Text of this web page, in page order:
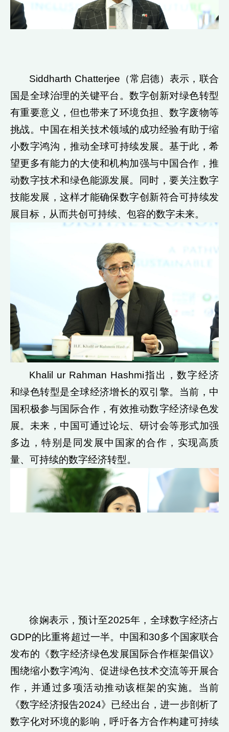
Siddharth Chatterjee（常启德）表示，联合
国是全球治理的关键平台。数字创新对绿色转型
有重要意义，但也带来了环境负担、数字废物等
挑战。中国在相关技术领域的成功经验有助于缩
小数字鸿沟，推动全球可持续发展。基于此，希
望更多有能力的大使和机构加强与中国合作，推
动数字技术和绿色能源发展。同时，要关注数字
技能发展，这样才能确保数字创新符合可持续发
展目标，从而共创可持续、包容的数字未来。
Khalil ur Rahman Hashmi指出，数字经济
和绿色转型是全球经济增长的双引擎。当前，中
国积极参与国际合作，有效推动数字经济绿色发
展。未来，中国可通过论坛、研讨会等形式加强
多边，特别是同发展中国家的合作，实现高质
量、可持续的数字经济转型。
徐娴表示，预计至2025年，全球数字经济占
GDP的比重将超过一半。中国和30多个国家联合
发布的《数字经济绿色发展国际合作框架倡议》
围绕缩小数字鸿沟、促进绿色技术交流等开展合
作，并通过多项活动推动该框架的实施。当前
《数字经济报告2024》已经出台，进一步剖析了
数字化对环境的影响，呼吁各方合作构建可持续